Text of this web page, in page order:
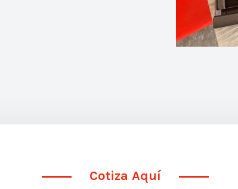
Cotiza Aquí